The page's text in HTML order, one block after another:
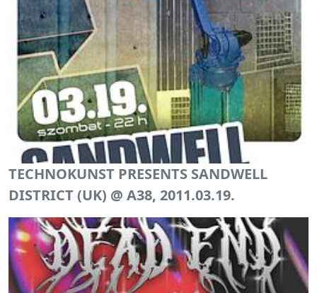
TECHNOKUNST PRESENTS SANDWELL
DISTRICT (UK) @ A38, 2011.03.19.